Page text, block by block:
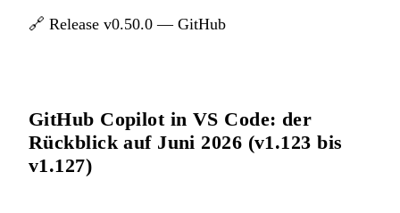
🔗 Release v0.50.0 — GitHub
GitHub Copilot in VS Code: der
Rückblick auf Juni 2026 (v1.123 bis
v1.127)